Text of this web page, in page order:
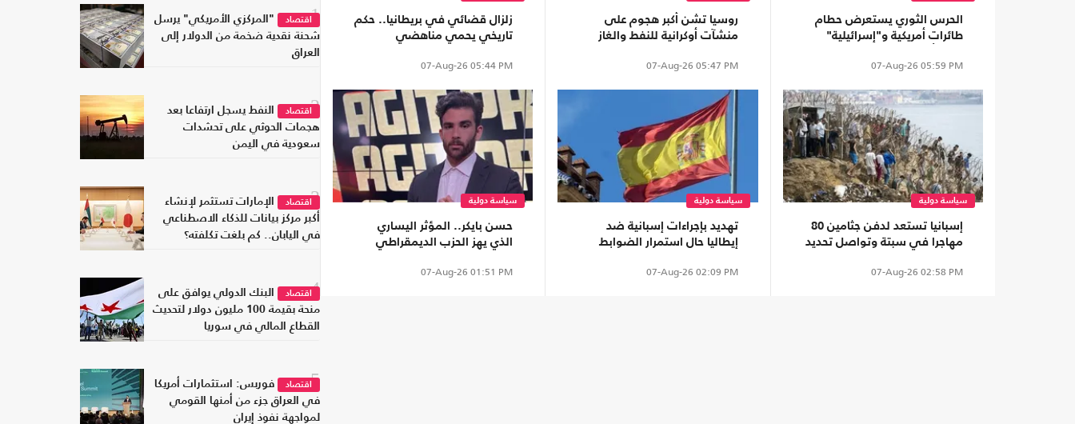
الحرس الثوري يستعرض حطام
طائرات أمريكية و"إسرائيلية"
07-Aug-26 05:59 PM
روسيا تشن أكبر هجوم على
منشآت أوكرانية للنفط والغاز
07-Aug-26 05:47 PM
زلزال قضائي في بريطانيا.. حكم
تاريخي يحمي مناهضي
07-Aug-26 05:44 PM
سياسة دولية
إسبانيا تستعد لدفن جثامين 80
مهاجرا في سبتة وتواصل تحديد
07-Aug-26 02:58 PM
سياسة دولية
تهديد بإجراءات إسبانية ضد
إيطاليا حال استمرار الضوابط
07-Aug-26 02:09 PM
سياسة دولية
حسن بايكر.. المؤثر اليساري
الذي يهز الحزب الديمقراطي
الرقمي
07-Aug-26 01:51 PM
1اقتصاد
"المركزي الأمريكي" يرسل
شحنة نقدية ضخمة من الدولار إلى
العراق
2اقتصاد
النفط يسجل ارتفاعا بعد
هجمات الحوثي على تحشدات
سعودية في اليمن
3اقتصاد
الإمارات تستثمر لإنشاء
أكبر مركز بيانات للذكاء الاصطناعي
في اليابان.. كم بلغت تكلفته؟
4اقتصاد
البنك الدولي يوافق على
منحة بقيمة 100 مليون دولار لتحديث
القطاع المالي في سوريا
5اقتصاد
فوربس: استثمارات أمريكا
في العراق جزء من أمنها القومي
لمواجهة نفوذ إيران